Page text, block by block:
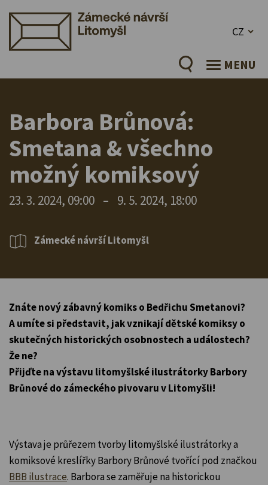
CZ
MENU
Barbora Brůnová:
Smetana & všechno
možný komiksový
23. 3. 2024, 09:00 – 9. 5. 2024, 18:00
Zámecké návrší Litomyšl
Znáte nový zábavný komiks o Bedřichu Smetanovi?
A umíte si představit, jak vznikají dětské komiksy o
skutečných historických osobnostech a událostech?
Že ne?
Přijďte na výstavu litomyšlské ilustrátorky Barbory
Brůnové do zámeckého pivovaru v Litomyšli!
Výstava je průřezem tvorby litomyšlské ilustrátorky a
komiksové kreslířky Barbory Brůnové tvořící pod značkou
BBB ilustrace. Barbora se zaměřuje na historickou